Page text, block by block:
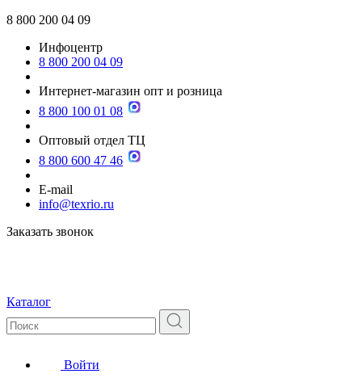
8 800 200 04 09
Инфоцентр
8 800 200 04 09
Интернет-магазин опт и розница
8 800 100 01 08
Оптовый отдел ТЦ
8 800 600 47 46
E-mail
info@texrio.ru
Заказать звонок
Каталог
Войти